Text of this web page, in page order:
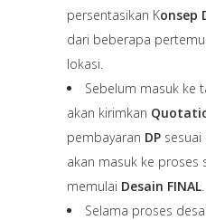
persentasikan Konsep
dari beberapa
lokasi.
Sebelum masuk ke
akan kirimkan
pembayaran DP sesuai
akan masuk ke proses
memulai Desain FINAL.
Selama proses